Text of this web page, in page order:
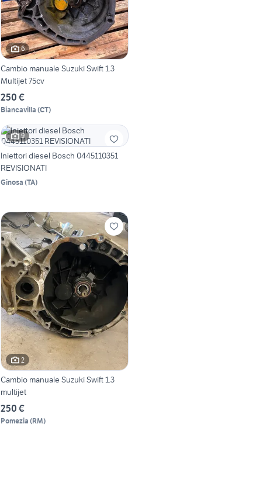
6
Cambio manuale Suzuki Swift 1.3
Multijet 75cv
250 €
Biancavilla (CT)
9
Iniettori diesel Bosch 0445110351
REVISIONATI
Ginosa (TA)
2
Cambio manuale Suzuki Swift 1.3
multijet
250 €
Pomezia (RM)